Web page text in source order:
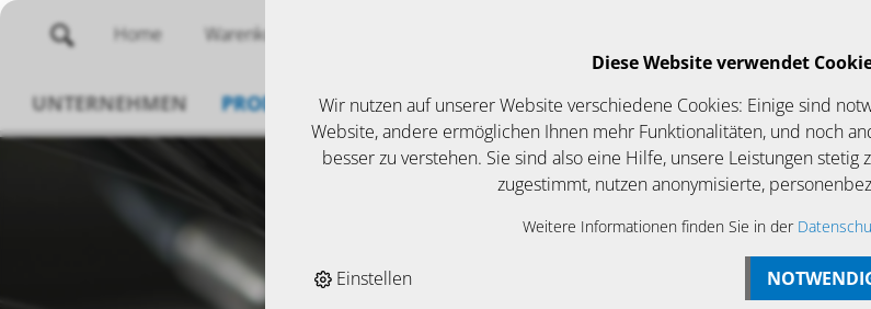
Home Warenkorb
UNTERNEHMEN PRODUKTE SERVICE NEWS/ANGEBOTE KONTAKT
Diese Website verwendet
Wir nutzen auf unserer Website verschiedene Cookies: Einige sind
Website, andere ermöglichen Ihnen mehr Funktionalitäten, und noch
besser zu verstehen. Sie sind also eine Hilfe, unsere Leistungen stetig
zugestimmt, nutzen anonymisierte,
Weitere Informationen finden Sie in der
Einstellen